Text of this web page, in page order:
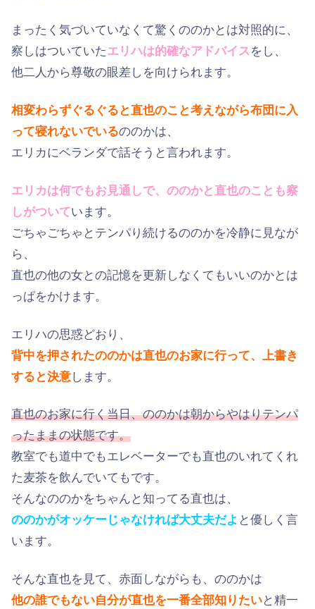
まったく気づいていなくて驚くののかとは対照的に、
察しはついていたエリハは的確なアドバイスをし、
他二人から尊敬の眼差しを向けられます。
相変わらずぐるぐると直也のこと考えながら布団に入
って寝れないでいるののかは、
エリカにベランダで話そうと言われます。
エリカは何でもお見通しで、ののかと直也のことも察
しがついています。
ごちゃごちゃとテンパり続けるののかを冷静に見なが
ら、
直也の他の女との記憶を更新しなくてもいいのかとは
っぱをかけます。
エリハの思惑どおり、
背中を押されたののかは直也のお家に行って、上書き
すると決意します。
直也のお家に行く当日、ののかは朝からやはりテンパ
ったままの状態です。
教室でも道中でもエレベーターでも直也のいれてくれ
た麦茶を飲んでいてもです。
そんなののかをちゃんと知ってる直也は、
ののかがオッケーじゃなければ大丈夫だよ と優しく言
います。
そんな直也を見て、赤面しながらも、ののかは
他の誰でもない自分が直也を一番全部知りたいと精一